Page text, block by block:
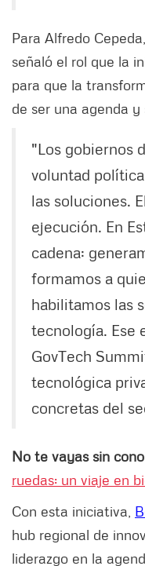
Para Alfredo
señaló el rol que la
para que la
de ser una agenda
"Los gobiernos
voluntad
las soluciones.
ejecución. En
cadena:
formamos a
habilitamos las
tecnología. Ese
GovTech
tecnológica
concretas del
No te vayas sin
ruedas: un viaje en
Con esta iniciativa,
hub regional de
liderazgo en la